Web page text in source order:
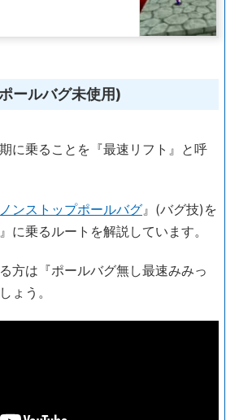
ールバグ未使用)
に乗ることを『最速リフト』と呼
ノンストップポールバグ』(バグ技)を
に乗るルートを解説しています。
方は『ポールバグ無し最速みみっ
ょう。